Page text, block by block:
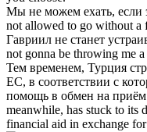
Мы не можем ехать, если
not allowed to go without a
Гавриил не станет
not gonna be throwing me a
Тем временем, Турция
ЕС, в соответствии с
помощь в обмен на приём
meanwhile, has stuck to its
financial aid in exchange for